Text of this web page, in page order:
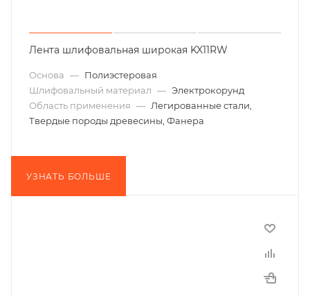
Лента шлифовальная широкая KX11RW
Основа — Полиэстеровая
Шлифовальный материал — Электрокорунд
Область применения — Легированные стали,
Твердые породы древесины, Фанера
УЗНАТЬ БОЛЬШЕ